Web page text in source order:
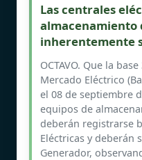
Las centrales
almacenamiento
inherentemente
OCTAVO. Que la
Mercado Eléctrico
el 08 de septiembre
equipos de
deberán registrarse
Eléctricas y deberán
Generador,